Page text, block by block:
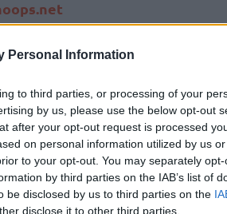
Personal Information
to third parties, or processing of your
by us, please use the below opt-out
after your opt-out request is processed
on personal information utilized by us
to your opt-out. You may separately
by third parties on the IAB’s list of
be disclosed by us to third parties on the
disclose it to other third parties.
χρονιά, τοEurohoops
ετοίμασε ιδιαίτερα
εσάς.
ζητήσαμε από τους
να μας πουν με
θα ήθελαν να παίξουν